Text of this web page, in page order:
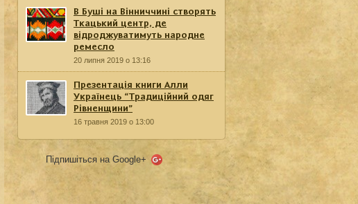
В Буші на Вінниччині створять
Ткацький центр, де
відроджуватимуть народне
ремесло
20 липня 2019 о 13:16
Презентація книги Алли
Українець “Традиційний одяг
Рівненщини”
16 травня 2019 о 13:00
Підпишіться на Google+